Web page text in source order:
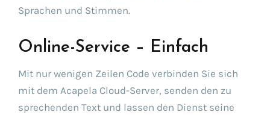
Sprachen und Stimmen.
Online-Service – Einfach
Mit nur wenigen Zeilen Code verbinden Sie sich
mit dem Acapela Cloud-Server, senden den zu
sprechenden Text und lassen den Dienst seine